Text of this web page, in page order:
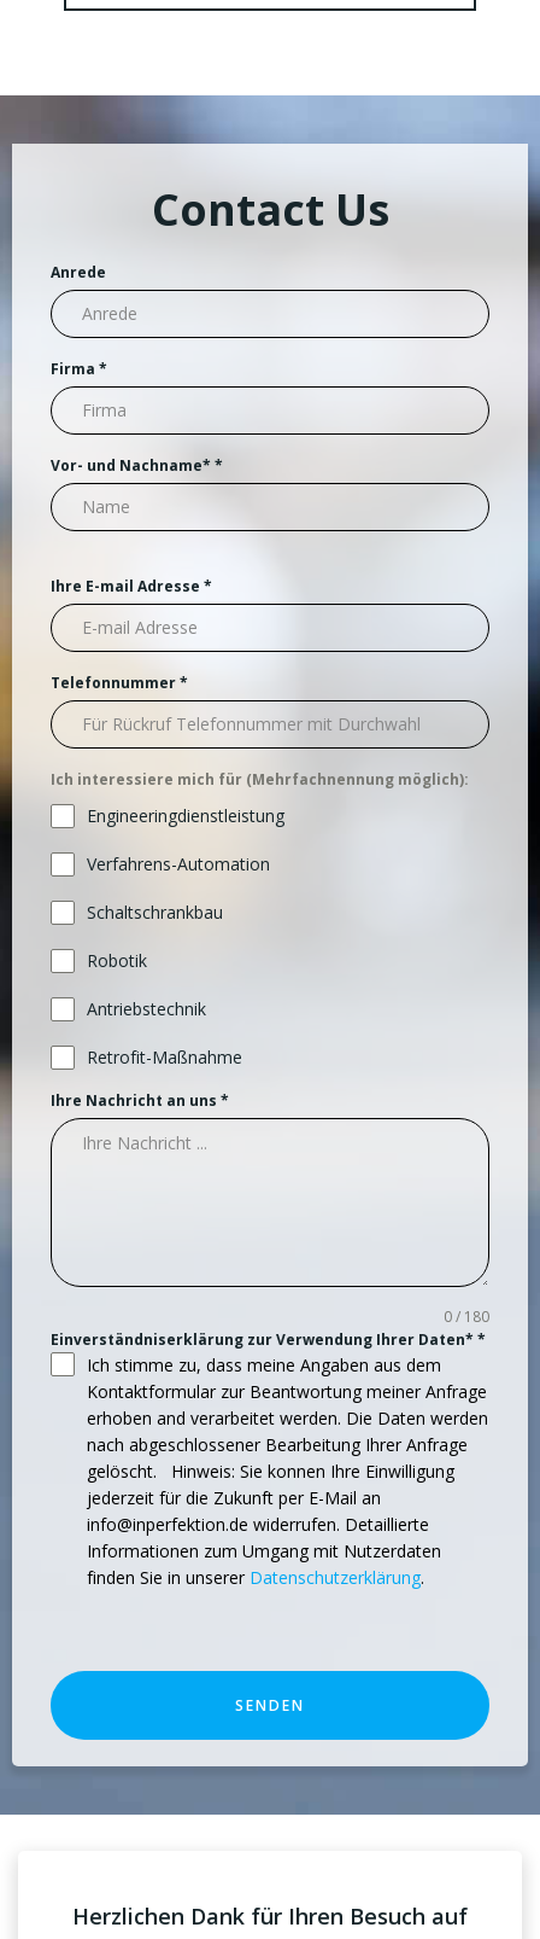
Contact Us
Anrede
Firma *
Vor- und Nachname* *
Ihre E-mail Adresse *
Telefonnummer*
Ich interessiere mich für (Mehrfachnennung möglich):
Engineeringdienstleistung
Verfahrens-Automation
Schaltschrankbau
Robotik
Antriebstechnik
Retrofit-Maßnahme
Ihre Nachricht an uns *
0 / 180
Einverständniserklärung zur Verwendung Ihrer Daten* *
Ich stimme zu, dass meine Angaben aus dem
Kontaktformular zur Beantwortung meiner Anfrage
erhoben and verarbeitet werden. Die Daten werden
nach abgeschlossener Bearbeitung Ihrer Anfrage
gelöscht. Hinweis: Sie konnen Ihre Einwilligung
jederzeit für die Zukunft per E-Mail an
info@inperfektion.de widerrufen. Detaillierte
Informationen zum Umgang mit Nutzerdaten
finden Sie in unserer Datenschutzerklärung.
SENDEN
Herzlichen Dank für Ihren Besuch auf